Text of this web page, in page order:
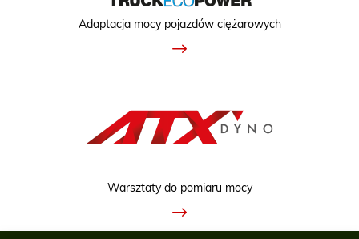
Adaptacja mocy pojazdów ciężarowych
Warsztaty do pomiaru mocy